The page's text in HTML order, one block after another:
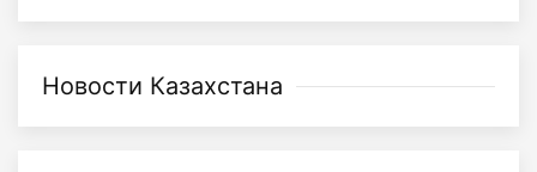
Новости Казахстана